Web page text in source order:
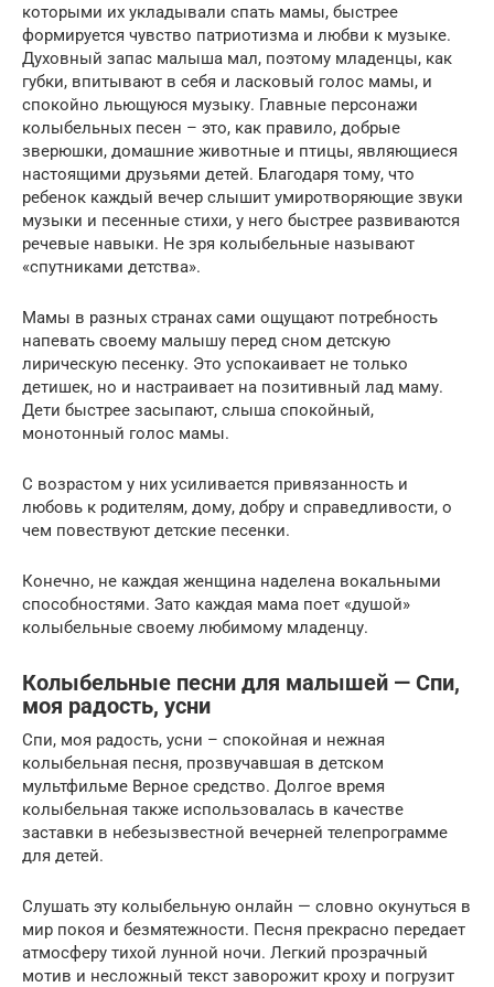
которыми их укладывали спать мамы, быстрее
формируется чувство патриотизма и любви к музыке.
Духовный запас малыша мал, поэтому младенцы, как
губки, впитывают в себя и ласковый голос мамы, и
спокойно льющуюся музыку. Главные персонажи
колыбельных песен – это, как правило, добрые
зверюшки, домашние животные и птицы, являющиеся
настоящими друзьями детей. Благодаря тому, что
ребенок каждый вечер слышит умиротворяющие звуки
музыки и песенные стихи, у него быстрее развиваются
речевые навыки. Не зря колыбельные называют
«спутниками детства».
Мамы в разных странах сами ощущают потребность
напевать своему малышу перед сном детскую
лирическую песенку. Это успокаивает не только
детишек, но и настраивает на позитивный лад маму.
Дети быстрее засыпают, слыша спокойный,
монотонный голос мамы.
С возрастом у них усиливается привязанность и
любовь к родителям, дому, добру и справедливости, о
чем повествуют детские песенки.
Конечно, не каждая женщина наделена вокальными
способностями. Зато каждая мама поет «душой»
колыбельные своему любимому младенцу.
Колыбельные песни для малышей — Спи,
моя радость, усни
Спи, моя радость, усни – спокойная и нежная
колыбельная песня, прозвучавшая в детском
мультфильме Верное средство. Долгое время
колыбельная также использовалась в качестве
заставки в небезызвестной вечерней телепрограмме
для детей.
Слушать эту колыбельную онлайн — словно окунуться в
мир покоя и безмятежности. Песня прекрасно передает
атмосферу тихой лунной ночи. Легкий прозрачный
мотив и несложный текст заворожит кроху и погрузит